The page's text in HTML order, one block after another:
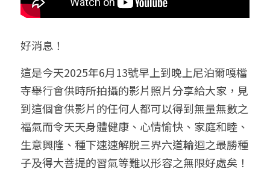
好消息！
這是今天2025年6月13號早上到晚上尼泊爾嘎檔
寺舉行會供時所拍攝的影片照片分享給大家，見
到這個會供影片的任何人都可以得到無量無數之
福氣而令天天身體健康、心情愉快、家庭和睦、
生意興隆、種下速速解脫三界六道輪迴之最勝種
子及得大菩提的習氣等難以形容之無限好處矣！